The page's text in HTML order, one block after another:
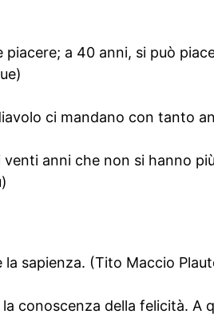
a 40 anni, si può
ci mandano con tanto
anni che non si hanno
la sapienza. (Tito Maccio
conoscenza della felicità. A